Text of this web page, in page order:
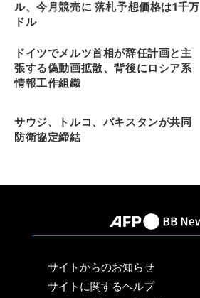
ル、今月競売に 落札予想価格は1千万
ドル
ドイツでメルツ首相が辞任計画と主
張する偽動画拡散、背後にロシア系
情報工作組織
サウジ、トルコ、パキスタンが共同
防衛協定締結
サイトからのお知らせ
サイトに関するヘルプ